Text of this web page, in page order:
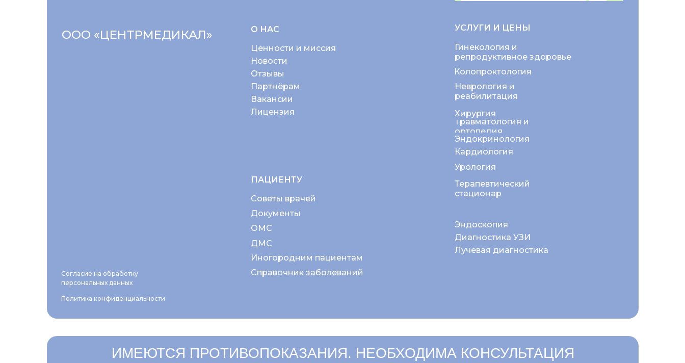
О НАС
Политика конфиденциальности
Согласие на обработку
персональных данных
Ценности и миссия
Новости
Отзывы
Партнёрам
Вакансии
Лицензия
Неврология и
реабилитация
Колопроктология
Хирургия
Гинекология и
репродуктивное здоровье
Диагностика УЗИ
Эндоскопия
Травматология и
ортопедия
Эндокринология
Терапевтический
стационар
Кардиология
Урология
Лучевая диагностика
УСЛУГИ И ЦЕНЫ
ПАЦИЕНТУ
Советы врачей
ОМС
Документы
ДМС
Иногородним пациентам
Справочник заболеваний
ООО «ЦЕНТРМЕДИКАЛ»
ИМЕЮТСЯ ПРОТИВОПОКАЗАНИЯ. НЕОБХОДИМА КОНСУЛЬТАЦИЯ